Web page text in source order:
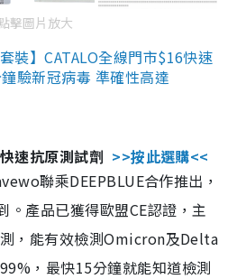
擊圖片放大
裝】CATALO全線門市$16快速
驗新冠病毒 準確性高達
速抗原測試劑 >>按此選購<<
聯乘DEEPBLUE合作推出，
。產品已獲得歐盟CE認證，主
，能有效檢測Omicron及Delta
，最快15分鐘就能知道檢測